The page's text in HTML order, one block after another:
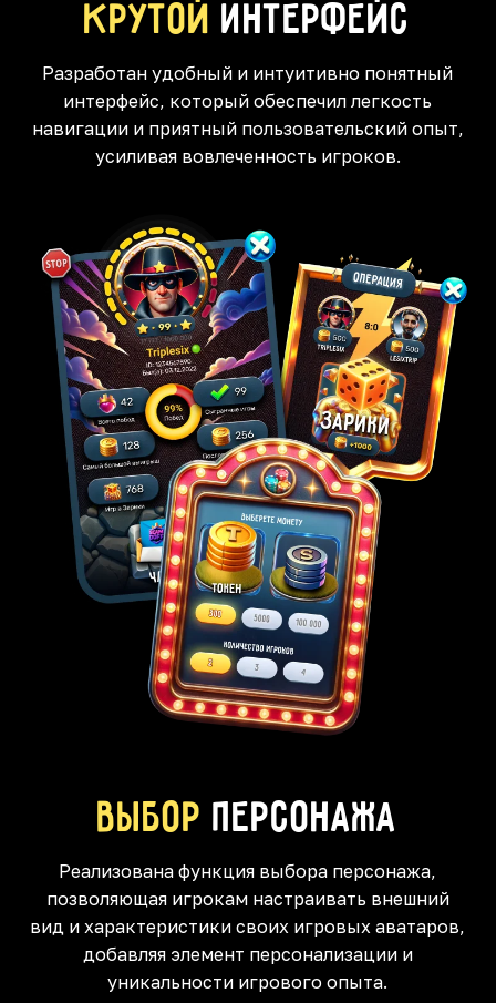
Крутойинтерфейс
Разработан удобный и интуитивно понятный
интерфейс, который обеспечил легкость
навигации и приятный пользовательский опыт,
усиливая вовлеченность игроков.
Выбор персонажа
Реализована функция выбора персонажа,
позволяющая игрокам настраивать внешний
вид и характеристики своих игровых аватаров,
добавляя элемент персонализации и
уникальности игрового опыта.